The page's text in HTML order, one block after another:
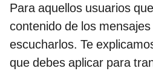
Para aquellos usuarios
contenido de los
escucharlos. Te
que debes aplicar para